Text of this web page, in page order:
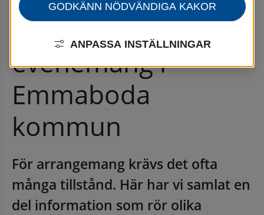
Arrangera
evenemang i
Emmaboda
kommun
För arrangemang krävs det ofta
många tillstånd. Här har vi samlat en
del information som rör olika
GODKÄNN NÖDVÄNDIGA KAKOR
ANPASSA INSTÄLLNINGAR